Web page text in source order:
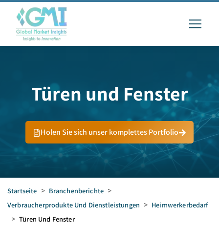
Türen und Fenster
Holen Sie sich unser komplettes Portfolio
Startseite > Branchenberichte >
Verbraucherprodukte Und Dienstleistungen > Heimwerkerbedarf
> Türen Und Fenster